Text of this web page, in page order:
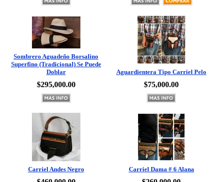
Sombrero Aguadeño Borsalino
Superfino (Tradicional) Se Puede
Doblar
$295,000.00
Aguardientera Tipo Carriel Pelo
$75,000.00
Carriel Andes Negro
$460,000.00
Carriel Dama # 6 Alana
$260,000.00